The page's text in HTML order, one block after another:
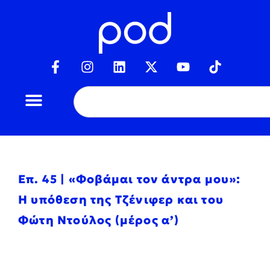
Επ. 45 | «Φοβάμαι τον άντρα μου»:
Η υπόθεση της Τζένιφερ και του
Φώτη Ντούλος (μέρος α’)